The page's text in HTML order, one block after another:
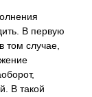
В первую
том случае,
В такой